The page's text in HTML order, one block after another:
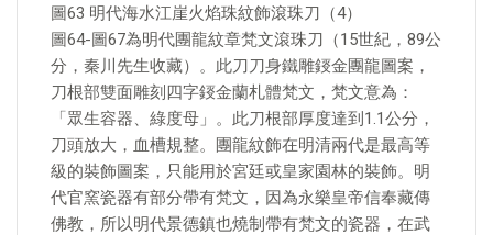
圖63 明代海水江崖火焰珠紋飾滾珠刀（4）
圖64-圖67為明代團龍紋章梵文滾珠刀（15世紀，89公
分，秦川先生收藏）。此刀刀身鐵雕鋄金團龍圖案，
刀根部雙面雕刻四字鋄金蘭札體梵文，梵文意為：
「眾生容器、綠度母」。此刀根部厚度達到1.1公分，
刀頭放大，血槽規整。團龍紋飾在明清兩代是最高等
級的裝飾圖案，只能用於宮廷或皇家園林的裝飾。明
代官窯瓷器有部分帶有梵文，因為永樂皇帝信奉藏傳
佛教，所以明代景德鎮也燒制帶有梵文的瓷器，在武